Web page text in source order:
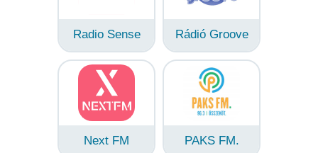
Radio Sense Rádió Groove
Next FM PAKS FM.